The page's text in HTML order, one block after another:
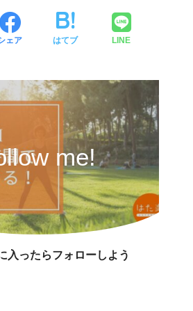
ェア はてブ LINE
me!
入ったらフォローしよう